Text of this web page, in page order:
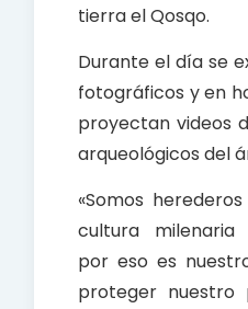
tierra el Qosqo.
Durante el día se
fotográficos y en
proyectan videos
arqueológicos del
«Somos
cultura milenaria
por eso es
proteger nuestro